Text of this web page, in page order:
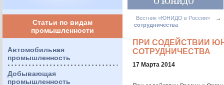
Статьи по видам
промышленности
Автомобильная
промышленность
Добывающая
промышленность
Вестник «ЮНИДО в России»
→
сотрудничества
ПРИ СОДЕЙСТВИИ
СОТРУДНИЧЕСТВА
17 Марта 2014